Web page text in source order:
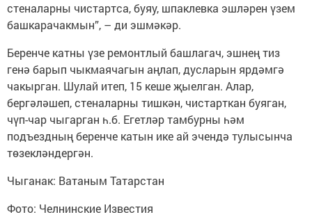
стеналарны чистартса, буяу, шпаклевка эшләрен үзем
башкарачакмын”, – ди эшмәкәр.
Беренче катны үзе ремонтлый башлагач, эшнең тиз
генә барып чыкмаячагын аңлап, дусларын ярдәмгә
чакырган. Шулай итеп, 15 кеше җыелган. Алар,
бергәләшеп, стеналарны тишкән, чистарткан буяган,
чүп-чар чыгарган һ.б. Егетләр тамбурны һәм
подъездның беренче катын ике ай эчендә тулысынча
төзекләндергән.
Чыганак: Ватаным Татарстан
Фото: Челнинские Известия